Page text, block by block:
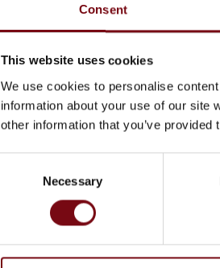
Consent
This website uses cookies
We use cookies to personalise
information about your use of our site
other information that you’ve
Necessary